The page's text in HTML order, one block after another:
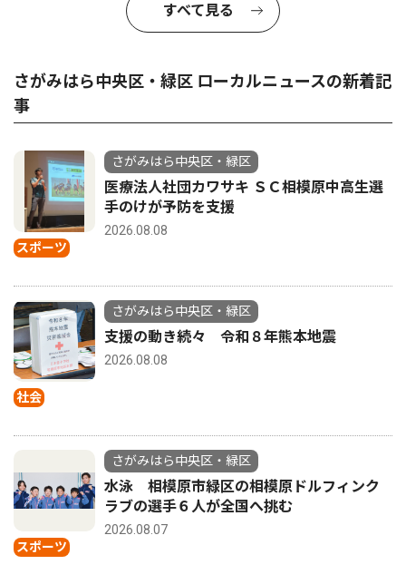
すべて見る
さがみはら中央区・緑区 ローカルニュースの新着記
事
スポーツ
さがみはら中央区・緑区
医療法人社団カワサキ ＳＣ相模原中高生選
手のけが予防を支援
2026.08.08
社会
さがみはら中央区・緑区
支援の動き続々 令和８年熊本地震
2026.08.08
スポーツ
さがみはら中央区・緑区
水泳 相模原市緑区の相模原ドルフィンク
ラブの選手６人が全国へ挑む
2026.08.07